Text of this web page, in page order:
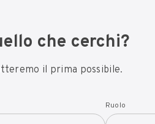
che cerchi?
il prima possibile.
Ruolo